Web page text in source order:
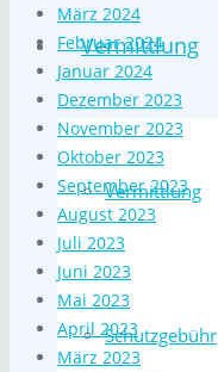
Vermittlung
Vermittlung
Schutzgebühr
März 2024
Februar 2024
Januar 2024
Dezember 2023
November 2023
Oktober 2023
September 2023
August 2023
Juli 2023
Juni 2023
Mai 2023
April 2023
März 2023